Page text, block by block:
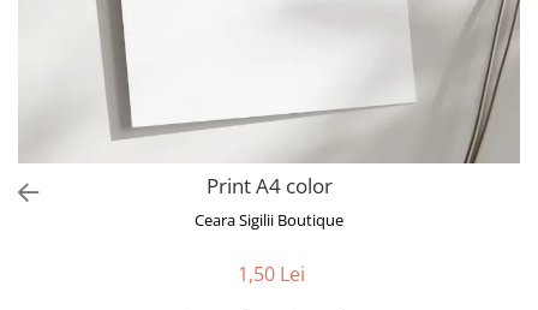
Print A4 color
Ceara Sigilii Boutique
1,50 Lei